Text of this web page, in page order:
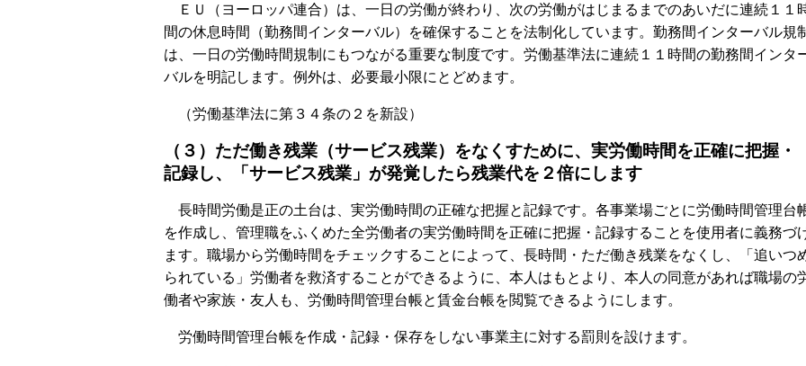
ＥＵ（ヨーロッパ連合）は、一日の労働が終わり、次の労働がはじまるまでのあいだに連続１１
間の休息時間（勤務間インターバル）を確保することを法制化しています。勤務間インターバル規
は、一日の労働時間規制にもつながる重要な制度です。労働基準法に連続１１時間の勤務間インタ
バルを明記します。例外は、必要最小限にとどめます。
（労働基準法に第３４条の２を新設）
（３）ただ働き残業（サービス残業）をなくすために、実労働時間を正確に把握・
記録し、「サービス残業」が発覚したら残業代を２倍にします
長時間労働是正の土台は、実労働時間の正確な把握と記録です。各事業場ごとに労働時間管理台
を作成し、管理職をふくめた全労働者の実労働時間を正確に把握・記録することを使用者に義務づ
ます。職場から労働時間をチェックすることによって、長時間・ただ働き残業をなくし、「追いつ
られている」労働者を救済することができるように、本人はもとより、本人の同意があれば職場の
働者や家族・友人も、労働時間管理台帳と賃金台帳を閲覧できるようにします。
労働時間管理台帳を作成・記録・保存をしない事業主に対する罰則を設けます。